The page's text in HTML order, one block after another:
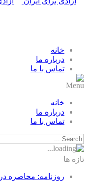
خانه
درباره ما
تماس با ما
Menu
خانه
درباره ما
تماس با ما
تازه ها
روزنامه: محاصره